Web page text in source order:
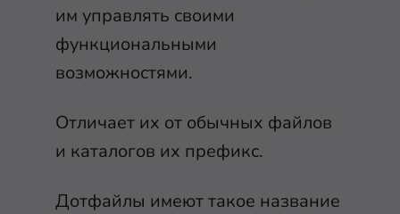
им управлять своими
функциональными
возможностями.
Отличает их от обычных файлов
и каталогов их префикс.
Дотфайлы имеют такое название